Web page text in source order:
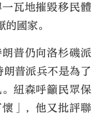
瓦地摧毀移民體
國家。
普仍向洛杉磯派
普派兵不是為了
紐森呼籲民眾保
」，他又批評聯